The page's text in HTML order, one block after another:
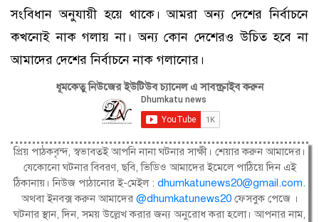
সংবিধান অনুযায়ী হয়ে থাকে। আমরা অন্য দেশের নির্বাচনে
কখনোই নাক গলায় না। অন্য কোন দেশেরও উচিত হবে না
আমাদের দেশের নির্বাচনে নাক গলানোর।
ধূমকেতু নিউজের ইউটিউব চ্যানেল এ সাবস্ক্রাইব করুন
প্রিয় পাঠকবৃন্দ, স্বভাবতই আপনি নানা ঘটনার সাক্ষী। শেয়ার করুন আমাদের।
যেকোনো ঘটনার বিবরণ, ছবি, ভিডিও আমাদের ইমেলে পাঠিয়ে দিন এই
ঠিকানায়। নিউজ পাঠানোর ই-মেইল : dhumkatunews20@gmail.com.
অথবা ইনবক্স করুন আমাদের@dhumkatunews20 ফেসবুক পেজে ।
ঘটনার স্থান, দিন, সময় উল্লেখ করার জন্য অনুরোধ করা হলো। আপনার নাম,